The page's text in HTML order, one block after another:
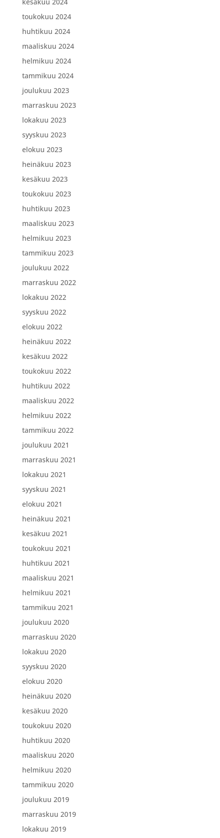
toukokuu 2024
huhtikuu 2024
maaliskuu 2024
helmikuu 2024
tammikuu 2024
joulukuu 2023
marraskuu 2023
lokakuu 2023
syyskuu 2023
elokuu 2023
heinäkuu 2023
kesäkuu 2023
toukokuu 2023
huhtikuu 2023
maaliskuu 2023
helmikuu 2023
tammikuu 2023
joulukuu 2022
marraskuu 2022
lokakuu 2022
syyskuu 2022
elokuu 2022
heinäkuu 2022
kesäkuu 2022
toukokuu 2022
huhtikuu 2022
maaliskuu 2022
helmikuu 2022
tammikuu 2022
joulukuu 2021
marraskuu 2021
lokakuu 2021
syyskuu 2021
elokuu 2021
heinäkuu 2021
kesäkuu 2021
toukokuu 2021
huhtikuu 2021
maaliskuu 2021
helmikuu 2021
tammikuu 2021
joulukuu 2020
marraskuu 2020
lokakuu 2020
syyskuu 2020
elokuu 2020
heinäkuu 2020
kesäkuu 2020
toukokuu 2020
huhtikuu 2020
maaliskuu 2020
helmikuu 2020
tammikuu 2020
joulukuu 2019
marraskuu 2019
lokakuu 2019